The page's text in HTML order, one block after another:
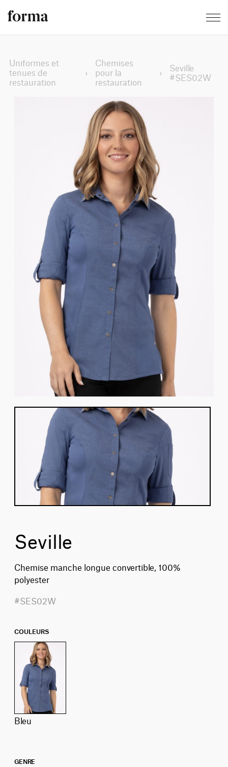
Uniformes et
tenues de
restauration
›
Chemises
pour la
restauration
›
Seville
#SES02W
Seville
Chemise manche longue convertible, 100%
polyester
#SES02W
COULEURS
bleu
GENRE